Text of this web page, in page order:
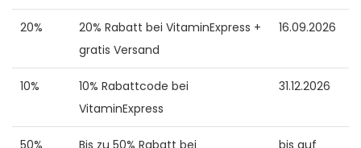
20%
20% Rabatt bei VitaminExpress +
gratis Versand
16.09.2026
10%
10% Rabattcode bei
VitaminExpress
31.12.2026
50%
Bis zu 50% Rabatt bei
bis auf